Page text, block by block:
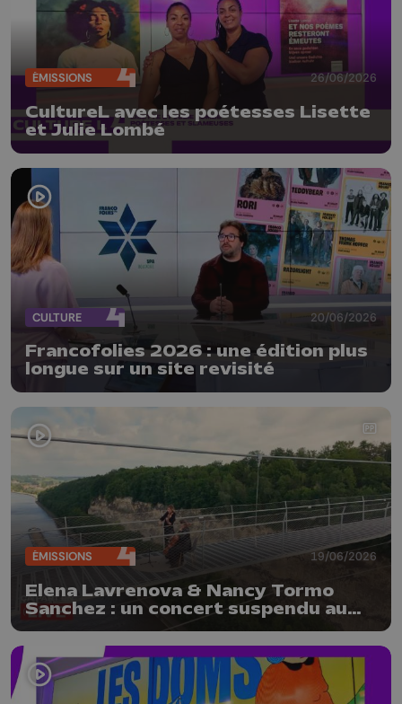
ÉMISSIONS 26/06/2026
CultureL avec les poétesses Lisette
et Julie Lombé
CULTURE 20/06/2026
Francofolies 2026 : une édition plus
longue sur un site revisité
ÉMISSIONS 19/06/2026
Elena Lavrenova & Nancy Tormo
Sanchez : un concert suspendu au
Fort d'Eben-Emael